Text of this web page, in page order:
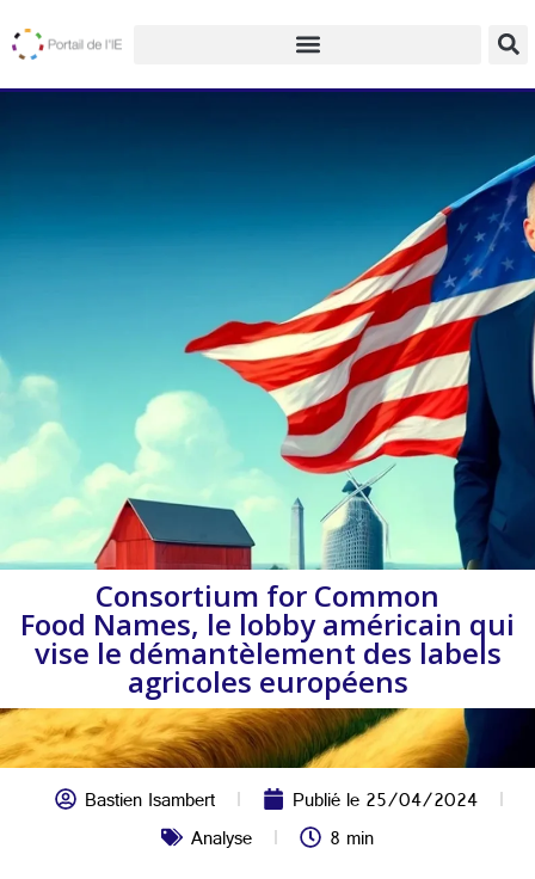
Consortium for Common
Food Names, le lobby américain qui
vise le démantèlement des labels
agricoles européens
Bastien Isambert Publié le25/04/2024
Analyse
8 min